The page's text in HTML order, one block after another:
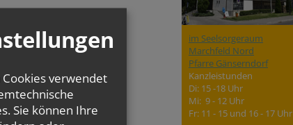
im Seelsorgeraum
Marchfeld Nord
Pfarre Gänserndorf
Kanzleistunden
Di: 15 -18 Uhr
Mi: 9 - 12 Uhr
Fr: 11 - 15 und 16 - 17 Uhr
verwendet
Sie können Ihre